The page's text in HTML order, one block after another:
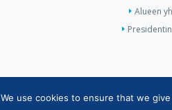
Alueen
Copyright © Suomen Rotarypalvelu ry
We use cookies to ensure that we